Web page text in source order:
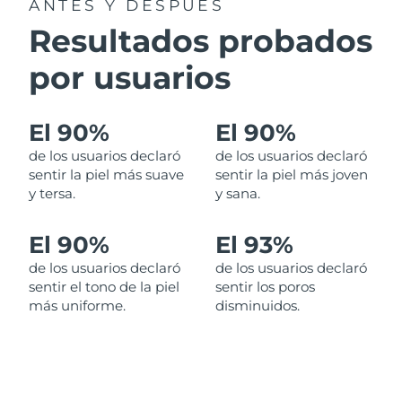
ANTES Y DESPUÉS
Resultados probados
por usuarios
El 90%
de los usuarios declaró
sentir la piel más suave
y tersa.
El 90%
de los usuarios declaró
sentir la piel más joven
y sana.
El 90%
de los usuarios declaró
sentir el tono de la piel
más uniforme.
El 93%
de los usuarios declaró
sentir los poros
disminuidos.
RAE de Macao
Entrega prevista8/11/26
Malta Entrega prevista
México Entrega prevista 8/13/26
Países Bajos Entrega prevista8/9/26
Nueva Zelanda Entrega prevista